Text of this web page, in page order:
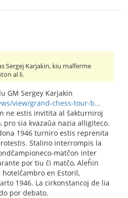
Sergej Karjakin, kiu malferme
al li.
GM Sergey Karjakin
view/grand-chess-tour-b...
ne estis invitita al ŝakturniroj
sia kvazaŭa nazia alligiteco.
1946 turniro estis reprenita
Stalino interrompis la
matĉon inter
por tiu ĉi matĉo, Aleĥin
en Estoril,
1946. La cirkonstancoj de lia
por debato.